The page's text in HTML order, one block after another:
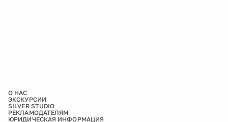
О НАС
ЭКСКУРСИИ
SILVER STUDIO
РЕКЛАМОДАТЕЛЯМ
ЮРИДИЧЕСКАЯ ИНФОРМАЦИЯ